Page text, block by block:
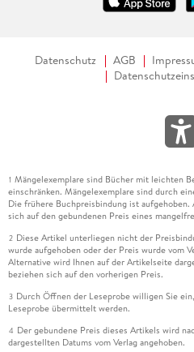
Datenschutz AGB
1 Mängelexemplare sind Bücher mit leichten
einschränken. Mängelexemplare sind durch
Die frühere Buchpreisbindung ist aufgehoben.
sich auf den gebundenen Preis eines
2 Diese Artikel unterliegen nicht der
wurde aufgehoben oder der Preis wurde vom
Alternative wird Ihnen auf der Artikelseite
beziehen sich auf den vorherigen Preis.
3 Durch Öffnen der Leseprobe willigen Sie
Leseprobe übermittelt werden.
4 Der gebundene Preis dieses Artikels wird
dargestellten Datums vom Verlag angehoben.